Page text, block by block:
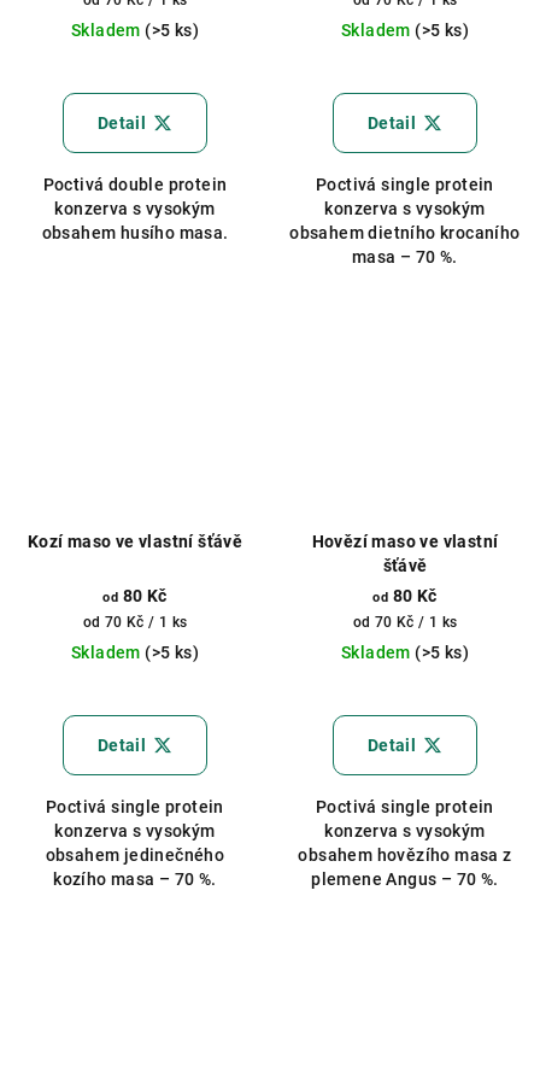
cena:
Skladem (>5 ks)
Detail
Poctivá double protein
konzerva s vysokým
obsahem husího masa.
cena:
Skladem (>5 ks)
Detail
Poctivá single protein
konzerva s vysokým
obsahem dietního krocaního
masa – 70 %.
Kozí maso ve vlastní šťávě
od 80 Kč
Měrná
cena:
od 70 Kč / 1 ks
Skladem (>5 ks)
hodnocení
produktu
z
5
hvězdiček.
Detail
Poctivá single protein
konzerva s vysokým
obsahem jedinečného
kozího masa – 70 %.
Hovězí maso ve vlastní
šťávě
od 80 Kč
Měrná
cena:
od 70 Kč / 1 ks
Skladem (>5 ks)
hodnocení
produktu
z
5
hvězdiček.
Detail
Poctivá single protein
konzerva s vysokým
obsahem hovězího masa z
plemene Angus – 70 %.